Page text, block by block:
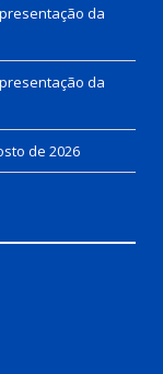
da
da
de 2026